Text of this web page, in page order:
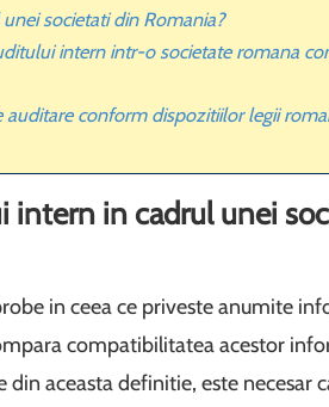
societati din Romania?
intern intr-o societate romana
conform dispozitiilor legii
intern in cadrul unei
in ceea ce priveste anumite
compatibilitatea acestor
aceasta definitie, este necesar